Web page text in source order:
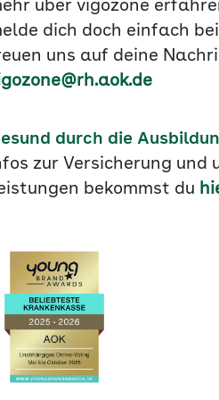
über vigozone
dich doch einfach
uns auf deine
durch die
zur Versicherung und
bekommst du